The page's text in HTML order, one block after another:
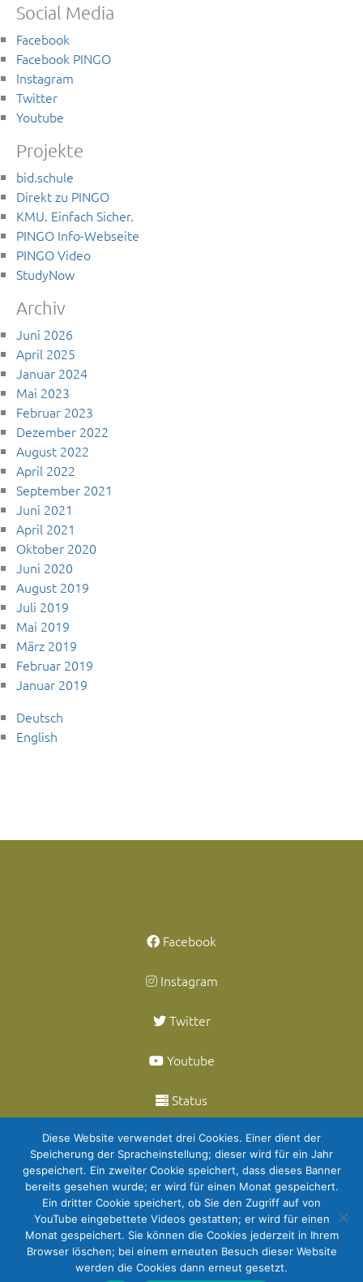
Social Media
Facebook
Facebook PINGO
Instagram
Twitter
Youtube
Projekte
bid.schule
Direkt zu PINGO
KMU. Einfach Sicher.
PINGO Info-Webseite
PINGO Video
StudyNow
Archiv
Juni 2026
April 2025
Januar 2024
Mai 2023
Februar 2023
Dezember 2022
August 2022
April 2022
September 2021
Juni 2021
April 2021
Oktober 2020
Juni 2020
August 2019
Juli 2019
Mai 2019
März 2019
Februar 2019
Januar 2019
Deutsch
English
Facebook
Instagram
Twitter
Youtube
Status
Datenschutz
Impressum
© 2026 - coactum GmbH
Diese Website verwendet drei Cookies. Einer dient der
Speicherung der Spracheinstellung; dieser wird für ein Jahr
gespeichert. Ein zweiter Cookie speichert, dass dieses Banner
bereits gesehen wurde; er wird für einen Monat gespeichert.
Ein dritter Cookie speichert, ob Sie den Zugriff auf von
YouTube eingebettete Videos gestatten; er wird für einen
Monat gespeichert. Sie können die Cookies jederzeit in Ihrem
Browser löschen; bei einem erneuten Besuch dieser Website
werden die Cookies dann erneut gesetzt.